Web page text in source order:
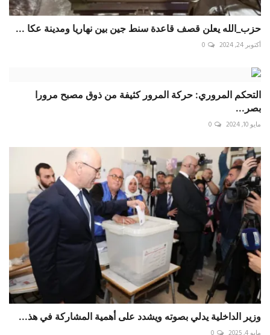
حزب_الله يعلن قصف قاعدة سنط جين بين ‎نهاريا ومدينة عكا ...
أكتوبر 24, 2024 0
التحكم المروري: حركة المرور كثيفة من ذوق مصبح مرورا
بصر...
مايو 10, 2024 0
وزير الداخلية يدلي بصوته ويشدد على أهمية المشاركة في هذ...